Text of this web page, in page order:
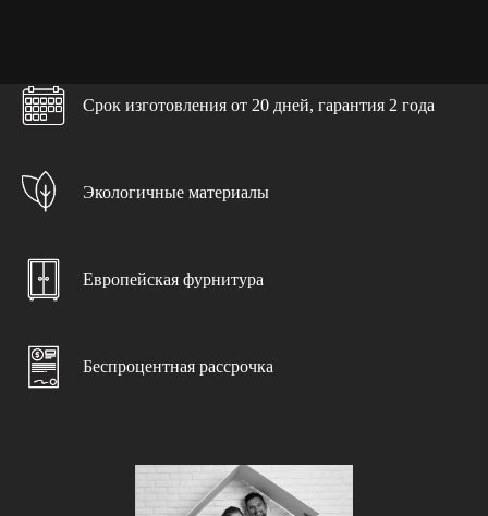
Срок изготовления от 20 дней, гарантия 2 года
Экологичные материалы
Европейская фурнитура
Беспроцентная рассрочка
Бесплатно в каждом проекте
Выезд замерщика
Дизайн-проект
Доставка и подъем
Консультация специалиста
Бережно и в срок
С учетом особенностей помещения